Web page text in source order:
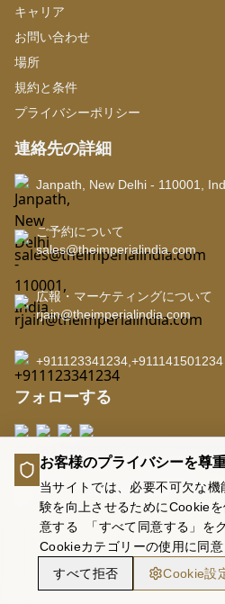
キャリア
お問い合わせ
場所
規約と条件
プライバシーポリシー
連絡先の詳細
Janpath, New Delhi - 110001,
ご予約について
sales@theimperialindia.com
広報・マーケティングについて
rjain@theimperialindia.com
+911123341234 +911141501234
フォローする
LEADERS CLUB - THE IMPERIAL
Copyright © 2026 The Imperial India.
お客様のプライバシーを尊
当サイトでは、必要不可欠な
験を向上させるためにCookieを
意する
「すべて同意する」を
Cookieカテゴリーの使用に同意
すべて拒否
Cookie設